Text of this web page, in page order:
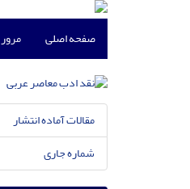
صفحه اصلی مرور
مقالات آماده انتشار
شماره جاری